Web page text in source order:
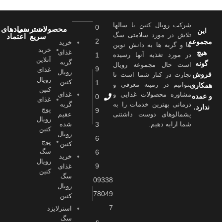
“@type”: “Question”,
“name”: “آیا این غذا برای گربه‌های حساس مناسب است؟”,
“acceptedAnswer”: {
“@type”: “Answer”,
“text”: “بله، این غذا برای گربه‌هایی که مشکلات گوارشی یا
حساسیت غذایی دارند، مناسب است و به بهبود عملکرد دستگاه
این
مجموعه
هیچ
گونه
فروش
همکاری
و عمده
ندارد.
شرکت رویال کنین با سالها
تلاش در مورد سلامتی سگ
ها و گربه ها به دانش نوین
در مورد تغذیه آنها رسیده
است حال مجموعه رویال
تجارت در کنار شما است تا
بتوانیم در زمینه معرفی و
مشاوره محصولات غذایی و
درمانی بهترین خدمات را به
پشمالوهای دوست داشتنی
شما ارايه دهیم.
0
2
1
9
1
0
9
3
6
6
9
09338
78049
7
محصولات
خرید
غذای
گربه
رویال
کنین
غذای
گربه
عقیم
شده
رویال
کنین
خرید
غذای
سگ
رویال
کنین
استرلایزد
سگ
دسترسی
سریع
خرید
آنلاین
غذای
رویال
کنین
غذای
پوچ
رویال
کنین
پوچ
سگ
رویال
کنین
نمادهای
اعتماد